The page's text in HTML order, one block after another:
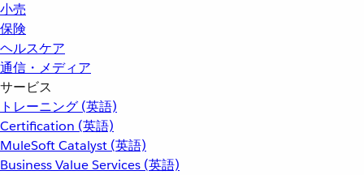
小売
保険
ヘルスケア
通信・メディア
サービス
トレーニング (英語)
Certification (英語)
MuleSoft Catalyst (英語)
Business Value Services (英語)